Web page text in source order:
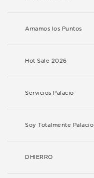
Amamos los Puntos
Hot Sale 2026
Servicios Palacio
Soy Totalmente Palacio
DHIERRO